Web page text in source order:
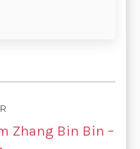
Zhang Bin Bin –